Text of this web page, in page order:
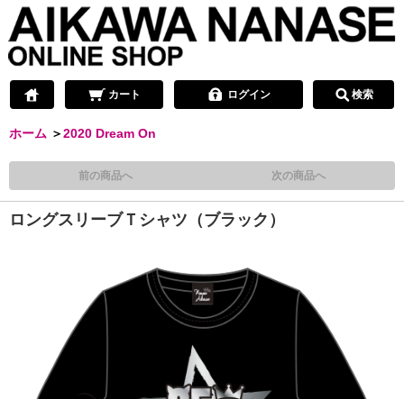
カート ログイン 検索
ホーム ＞2020 Dream On
前の商品へ 次の商品へ
ロングスリーブＴシャツ（ブラック）